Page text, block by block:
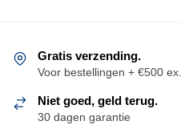
kan
gekozen
op
Gratis verzending.
Voor bestellingen + €500 ex.
Niet goed, geld terug.
30 dagen garantie